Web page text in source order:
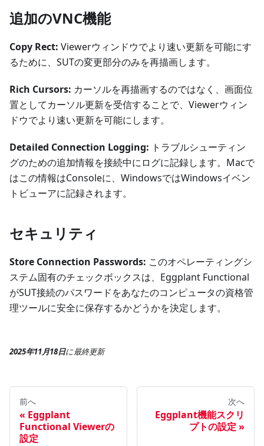
追加のVNC機能
Copy Rect: Viewerウィンドウでより速い更新を可能にす
るために、SUTの変更部分のみを再描画します。
Rich Cursors: カーソルを再描画するのではなく、画面位
置としてカーソル更新を受信することで、Viewerウィン
ドウでより速い更新を可能にします。
Detailed Connection Logging: トラブルシューティン
グのための追加情報を接続中にログに記録します。Macで
はこの情報はConsoleに、WindowsではWindowsイベン
トビューアに記録されます。
セキュリティ
Store Connection Passwords: このオペレーティングシ
ステム固有のチェックボックスは、Eggplant Functional
がSUT接続のパスワードをあなたのコンピュータの資格管
理ツールに安全に保存するかどうかを決定します。
2025年11月18日に最終更新
前へ
Eggplant
Functional Viewerの
設定
次へ
Eggplant機能スクリ
プトの設定